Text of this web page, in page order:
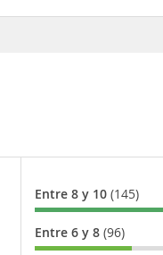
Entre 8 y 10 (145)
Entre 6 y 8 (96)